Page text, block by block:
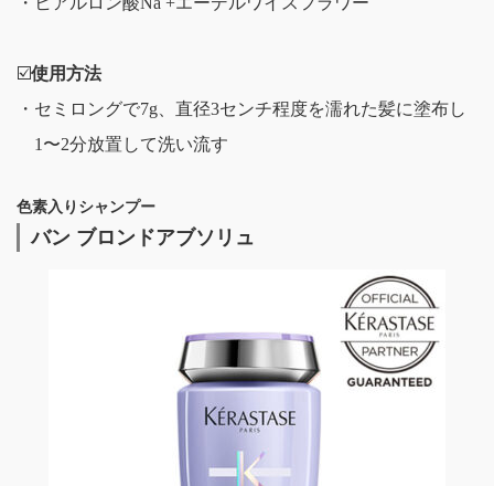
☑️使用方法
・セミロングで7g、直径3センチ程度を濡れた髪に塗布し
1〜2分放置して洗い流す
色素入りシャンプー
バン ブロンドアブソリュ